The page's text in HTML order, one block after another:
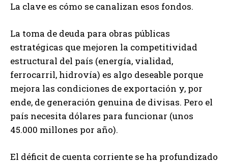
La clave es cómo se canalizan esos fondos.
La toma de deuda para obras públicas
estratégicas que mejoren la competitividad
estructural del país (energía, vialidad,
ferrocarril, hidrovía) es algo deseable porque
mejora las condiciones de exportación y, por
ende, de generación genuina de divisas. Pero el
país necesita dólares para funcionar (unos
45.000 millones por año).
El déficit de cuenta corriente se ha profundizado